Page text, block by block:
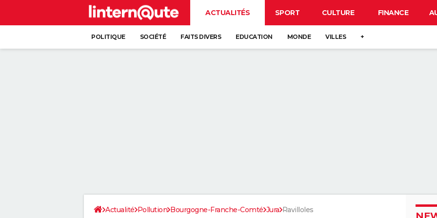
ACTUALITÉS SPORT CULTURE FINANCE
POLITIQUE SOCIÉTÉ FAITS DIVERS EDUCATION MONDE VILLES +
Actualité Pollution Bourgogne-Franche-Comté Jura Ravilloles